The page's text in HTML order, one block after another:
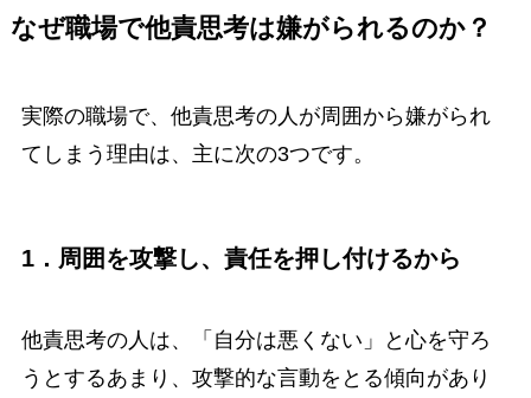
なぜ職場で他責思考は嫌がられるのか？
実際の職場で、他責思考の人が周囲から嫌がられ
てしまう理由は、主に次の3つです。
1．周囲を攻撃し、責任を押し付けるから
他責思考の人は、「自分は悪くない」と心を守ろ
うとするあまり、攻撃的な言動をとる傾向があり